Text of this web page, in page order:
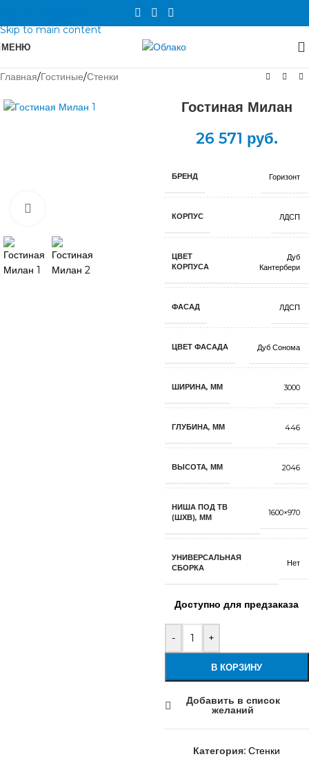
Skip to main content
МЕНЮ
Главная/Гостиные/Стенки
Гостиная Милан
26 571 руб.
БРЕНД Горизонт
КОРПУС ЛДСП
ЦВЕТ
КОРПУСА
Дуб
Кантербери
ФАСАД ЛДСП
ЦВЕТ ФАСАДА Дуб Сонома
ШИРИНА, ММ 3000
ГЛУБИНА, ММ 446
ВЫСОТА, ММ 2046
НИША ПОД ТВ
(ШХВ), ММ
1600×970
УНИВЕРСАЛЬНАЯ
СБОРКА
Нет
Доступно для предзаказа
- +
В КОРЗИНУ
Добавить в список
желаний
Категория: Стенки